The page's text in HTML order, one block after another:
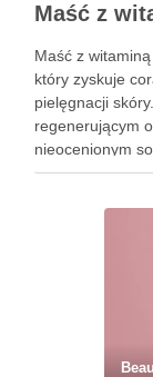
Maść z
który zyskuje
pielęgnacji
regenerującym
nieocenionym
takimi jak